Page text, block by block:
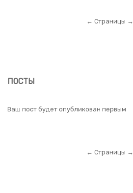
← Страницы →
ПОСТЫ
Ваш пост будет опубликован первым
← Страницы →